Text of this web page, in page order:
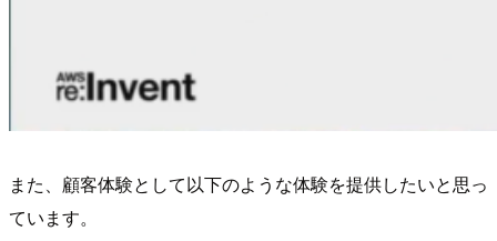
また、顧客体験として以下のような体験を提供したいと思っ
ています。